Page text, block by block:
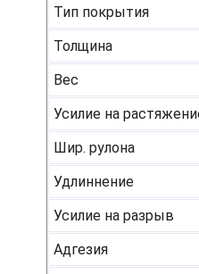
Тип покрытия
Толщина
Вес
Усилие на
Шир. рулона
Удлиннение
Усилие на разрыв
Адгезия